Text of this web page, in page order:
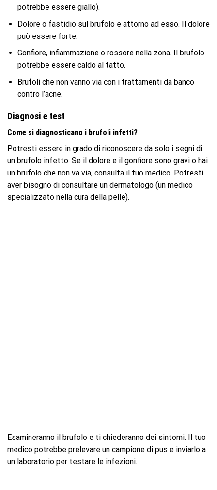
potrebbe essere giallo).
Dolore o fastidio sul brufolo e attorno ad esso. Il dolore
può essere forte.
Gonfiore, infiammazione o rossore nella zona. Il brufolo
potrebbe essere caldo al tatto.
Brufoli che non vanno via con i trattamenti da banco
contro l’acne.
Diagnosi e test
Come si diagnosticano i brufoli infetti?
Potresti essere in grado di riconoscere da solo i segni di
un brufolo infetto. Se il dolore e il gonfiore sono gravi o hai
un brufolo che non va via, consulta il tuo medico. Potresti
aver bisogno di consultare un dermatologo (un medico
specializzato nella cura della pelle).
Esamineranno il brufolo e ti chiederanno dei sintomi. Il tuo
medico potrebbe prelevare un campione di pus e inviarlo a
un laboratorio per testare le infezioni.